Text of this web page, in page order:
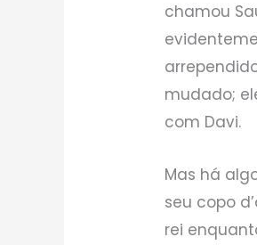
chamou
mudado;
com Davi.
Mas há
seu copo
rei